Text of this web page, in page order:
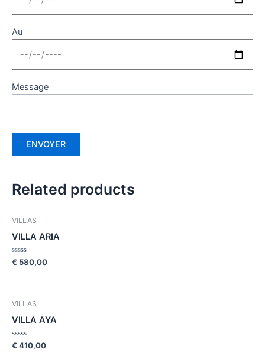
Au
Message
Related products
VILLAS
VILLA ARIA
Rated
0
€ 580,00
VILLAS
VILLA AYA
Rated
0
€ 410,00